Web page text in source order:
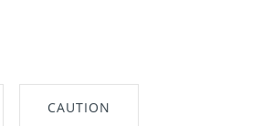
CAUTION